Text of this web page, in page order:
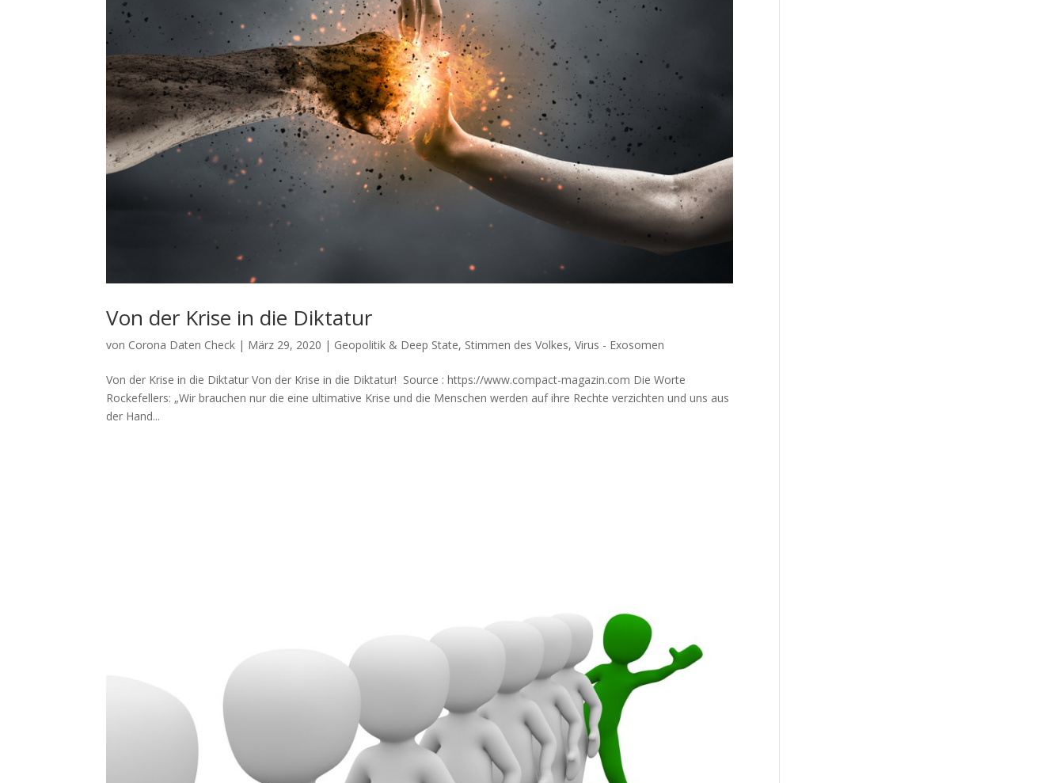
Von der Krise in die Diktatur
von Corona Daten Check | März 29, 2020 | Geopolitik & Deep State, Stimmen des Volkes,Virus - Exosomen
Von der Krise in die Diktatur Von der Kri­se in die Diktatur! Source : https://www.compact-magazin.com Die Wor­te
Rockefellers: „Wir brau­chen nur die eine ulti­ma­ti­ve Kri­se und die Men­schen wer­den auf ihre Rech­te ver­zich­ten und uns aus
der Hand...